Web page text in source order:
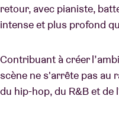
retour, avec pianiste,
intense et plus profond
Contribuant à créer
scène ne s'arrête pas au
du hip-hop, du R&B et de